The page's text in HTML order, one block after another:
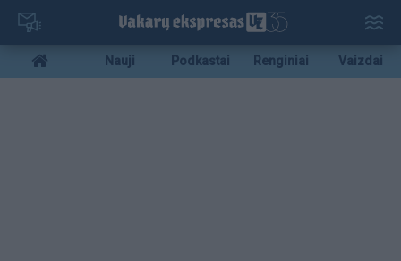
Pereiti
pagrindinį
turinį
Mobile
menu
Nauji Podkastai Renginiai Vaizdai